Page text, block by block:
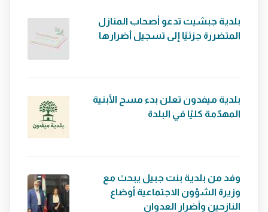
بلدية جبشيت تدعو أصحاب المنازل
المتضررة جزئيًا إلى تسجيل أضرارها
بلدية ميفدون تعلن بدء مسح الأبنية
المهدّمة كليًا في البلدة
وفد من بلدية بنت جبيل يبحث مع
وزيرة الشؤون الاجتماعية أوضاع
النازحين وأضرار العدوان